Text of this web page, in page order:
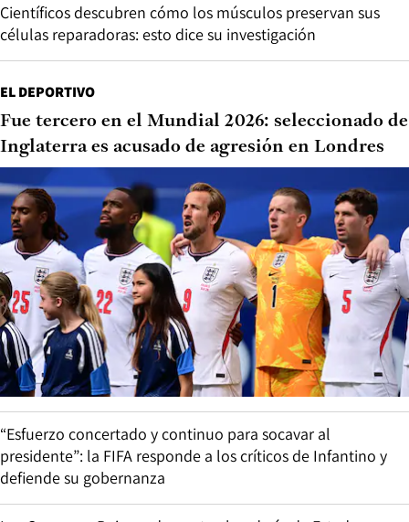
Científicos descubren cómo los músculos preservan sus
células reparadoras: esto dice su investigación
EL DEPORTIVO
Fue tercero en el Mundial 2026: seleccionado de
Inglaterra es acusado de agresión en Londres
“Esfuerzo concertado y continuo para socavar al
presidente”: la FIFA responde a los críticos de Infantino y
defiende su gobernanza